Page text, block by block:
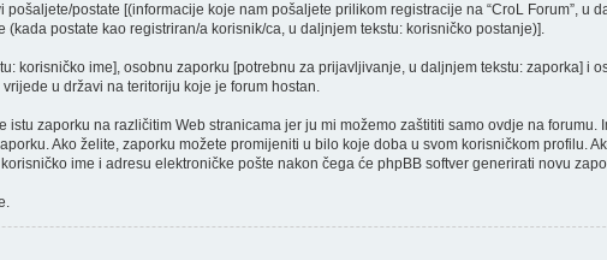
postate [(informacije koje nam pošaljete prilikom registracije na “CroL Forum”, u
postate kao registriran/a korisnik/ca, u daljnjem tekstu: korisničko postanje)].
korisničko ime], osobnu zaporku [potrebnu za prijavljivanje, u daljnjem tekstu: zaporka] i
u državi na teritoriju koje je forum hostan.
zaporku na različitim Web stranicama jer ju mi možemo zaštititi samo ovdje na forumu.
Ako želite, zaporku možete promijeniti u bilo koje doba u svom korisničkom profilu.
ime i adresu elektroničke pošte nakon čega će phpBB softver generirati novu